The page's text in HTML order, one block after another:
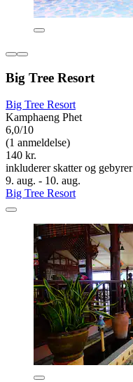
Big Tree Resort
Big Tree Resort
Kamphaeng Phet
6,0/10
(1 anmeldelse)
140 kr.
inkluderer skatter og gebyrer
9. aug. - 10. aug.
Big Tree Resort